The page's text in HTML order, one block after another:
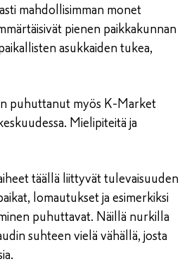
mahdollisimman monet
pienen paikkakunnan
asukkaiden tukea,
puhuttanut myös K-Market
Mielipiteitä ja
täällä liittyvät tulevaisuuden
lomautukset ja esimerkiksi
puhuttavat. Näillä nurkilla
suhteen vielä vähällä, josta